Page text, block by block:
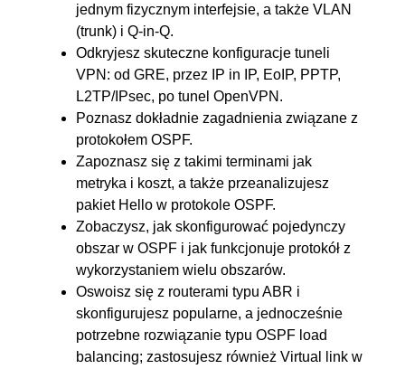
jednym fizycznym interfejsie, a także VLAN
(trunk) i Q-in-Q.
Odkryjesz skuteczne konfiguracje tuneli
VPN: od GRE, przez IP in IP, EoIP, PPTP,
L2TP/IPsec, po tunel OpenVPN.
Poznasz dokładnie zagadnienia związane z
protokołem OSPF.
Zapoznasz się z takimi terminami jak
metryka i koszt, a także przeanalizujesz
pakiet Hello w protokole OSPF.
Zobaczysz, jak skonfigurować pojedynczy
obszar w OSPF i jak funkcjonuje protokół z
wykorzystaniem wielu obszarów.
Oswoisz się z routerami typu ABR i
skonfigurujesz popularne, a jednocześnie
potrzebne rozwiązanie typu OSPF load
balancing; zastosujesz również Virtual link w